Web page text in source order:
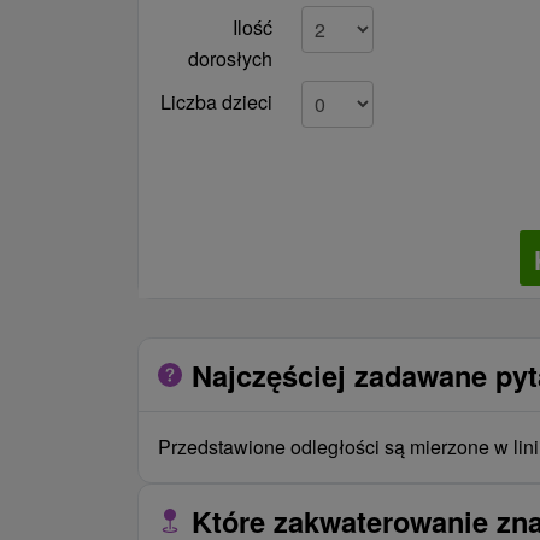
Ilość
dorosłych
Liczba dzieci
Najczęściej zadawane
Przedstawione odległości są mierzone w
Które zakwaterowanie